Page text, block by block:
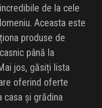
de la cele
Aceasta este
produse de
până la
jos, găsiți lista
oferind oferte
casa și grădina